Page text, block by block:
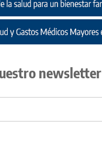
newsletter